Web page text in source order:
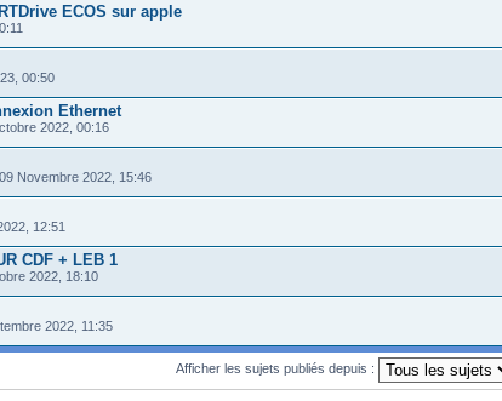
ECOS sur apple
00:50
Ethernet
2022, 00:16
Novembre 2022, 15:46
12:51
CDF + LEB 1
2022, 18:10
2022, 11:35
Afficher les sujets publiés depuis :